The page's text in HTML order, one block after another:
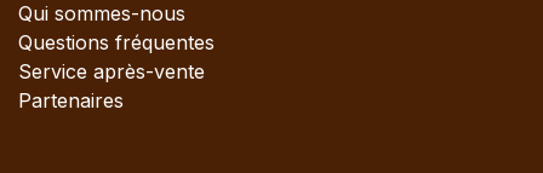
Qui sommes-nous
Questions fréquentes
Service après-vente
Partenaires